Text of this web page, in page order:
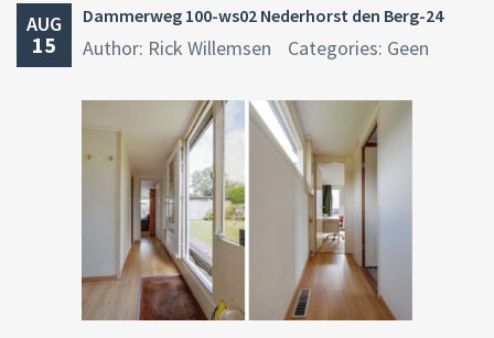
AUG
15
Dammerweg 100-ws02 Nederhorst den Berg-24
Author: Rick Willemsen Categories: Geen